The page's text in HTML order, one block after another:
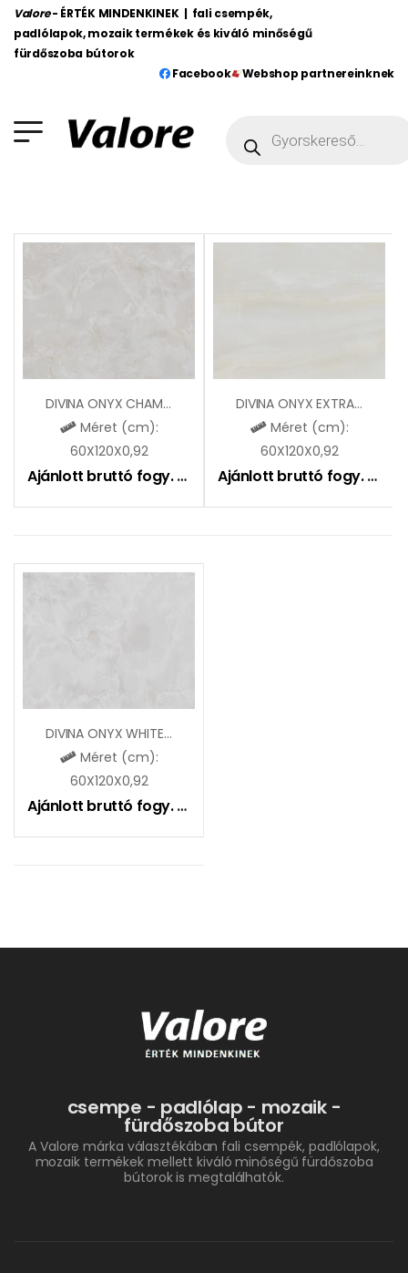
Valore - ÉRTÉK MINDENKINEK | fali csempék,
padlólapok, mozaik termékek és kiváló minőségű
fürdőszoba bútorok
Facebook
Webshop partnereinknek
DIVINA ONYX CHAMPAGNE LAPPATO
Méret (cm):
60X120X0,92
Ajánlott bruttó fogy. ár: 9490Ft
DIVINA ONYX EXTRA LAPPATO
Méret (cm):
60X120X0,92
Ajánlott bruttó fogy. ár:
DIVINA ONYX WHITE LAPPATO
Méret (cm):
60X120X0,92
Ajánlott bruttó fogy. ár:
csempe - padlólap - mozaik -
fürdőszoba bútor
A Valore márka választékában fali csempék, padlólapok,
mozaik termékek mellett kiváló minőségű fürdőszoba
bútorok is megtalálhatók.